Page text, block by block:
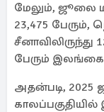
மேலும், ஜூலை
23,475 பேரும்,
சீனாவிலிருந்து
பேரும்
அதன்படி, 2025